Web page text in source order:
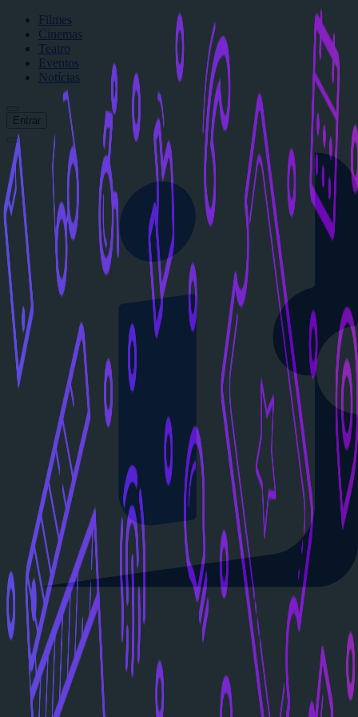
Filmes
Cinemas
Teatro
Eventos
Notícias
Entrar
Início
Filmes
Cinemas
Teatro
Eventos
Notícias